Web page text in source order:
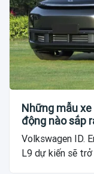
Những mẫu
động nào sắp
Volkswagen ID.
L9 dự kiến sẽ trở